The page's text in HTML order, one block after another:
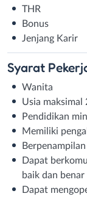
THR
Bonus
Jenjang Karir
Syarat
Wanita
Usia maksimal
Pendidikan
Memiliki
Dapat
baik dan benar
Dapat